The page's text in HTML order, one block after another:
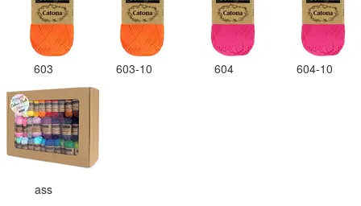
603 603-10 604 604-10
ass